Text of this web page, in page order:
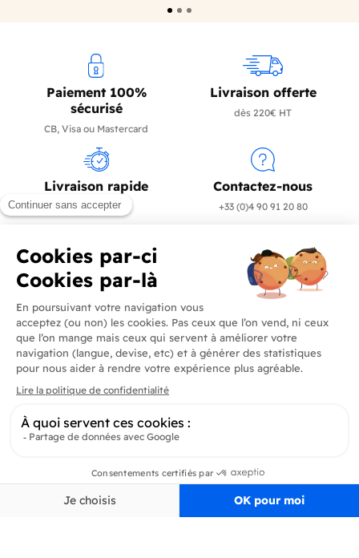
Paiement 100%
sécurisé
CB, Visa ou Mastercard
Livraison offerte
dès 220€ HT
Livraison rapide
en 24/72h
Contactez-nous
+33 (0)4 90 91 20 80